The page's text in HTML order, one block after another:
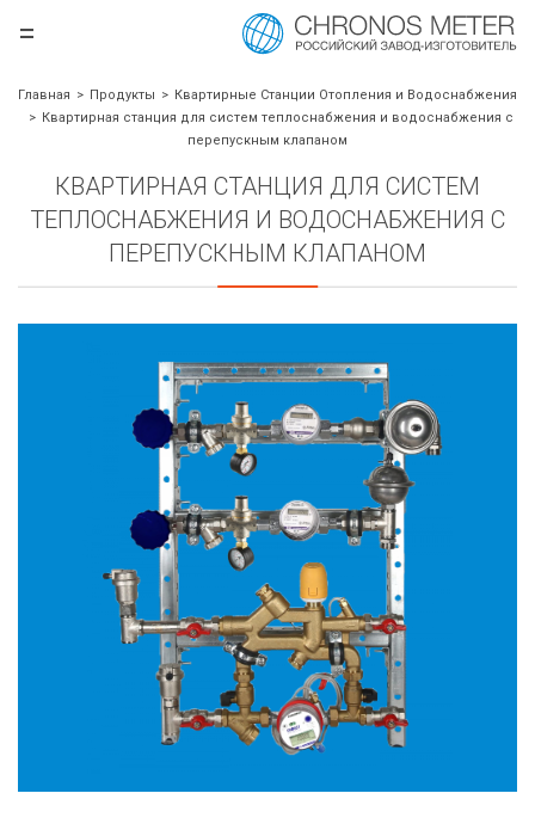
=
Главная Продукты
Квартирные Станции Отопления и Водоснабжения
Квартирная станция для систем теплоснабжения и водоснабжения с
перепускным клапаном
КВАРТИРНАЯ СТАНЦИЯ ДЛЯ СИСТЕМ
ТЕПЛОСНАБЖЕНИЯ И ВОДОСНАБЖЕНИЯ С
ПЕРЕПУСКНЫМ КЛАПАНОМ